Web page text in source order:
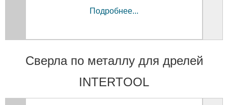
Подробнее...
Сверла по металлу для дрелей
INTERTOOL